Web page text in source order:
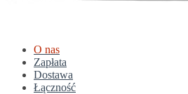
O nas
Zapłata
Dostawa
Łączność